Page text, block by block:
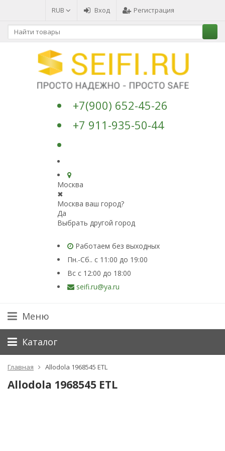
RUB Вход Регистрация
+7(900) 652-45-26
+7 911-935-50-44
Москва
✖
Москва ваш город?
Да
Выбрать другой город
Работаем без выходных
Пн.-Сб.. с 11:00 до 19:00
Вс с 12:00 до 18:00
seifi.ru@ya.ru
Меню
Каталог
Главная Allodola 1968545 ETL
Allodola 1968545 ETL